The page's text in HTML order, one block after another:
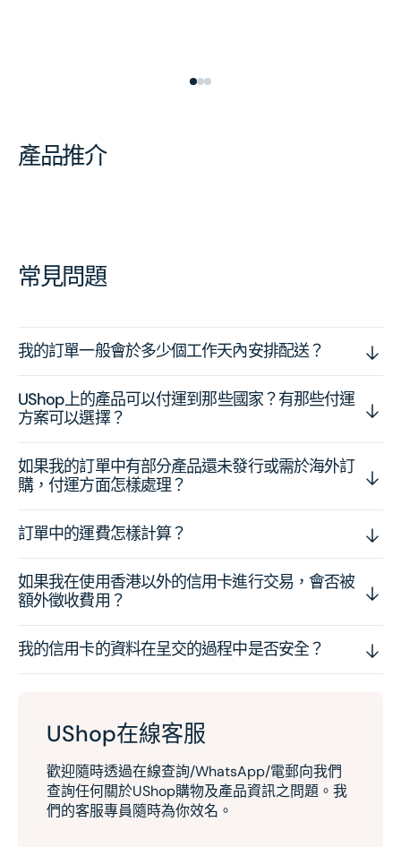
產品推介
常見問題
我的訂單一般會於多少個工作天內安排配送？
UShop上的產品可以付運到那些國家？有那些付運
方案可以選擇？
如果我的訂單中有部分產品還未發行或需於海外訂
購，付運方面怎樣處理？
訂單中的運費怎樣計算？
如果我在使用香港以外的信用卡進行交易，會否被
額外徵收費用？
我的信用卡的資料在呈交的過程中是否安全？
UShop在線客服
歡迎隨時透過在線查詢/WhatsApp/電郵向我們
查詢任何關於UShop購物及產品資訊之問題。我
們的客服專員隨時為你效名。